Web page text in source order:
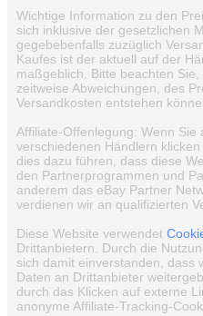
Wichtige Information zu den
sich inklusive der gesetzlichen
gegebebenfalls zuzüglich
Kaufes ist der aktuell auf der
maßgeblich. Bitte beachten
zeitweise Abweichungen, des
Versandkosten entstehen
Affiliate-Offenlegung: Wenn
verschiedenen Händlern
dies dazu führen, dass diese
den Partnerprogrammen und
anderem das eBay Partner
verdienen wir an qualifizierten
Diese Website verwendet
Drittanbietern. Durch die
sich damit einverstanden, dass
Daten an Drittanbieter
durch das Klicken auf externe
anonyme Affiliate-Tracking-